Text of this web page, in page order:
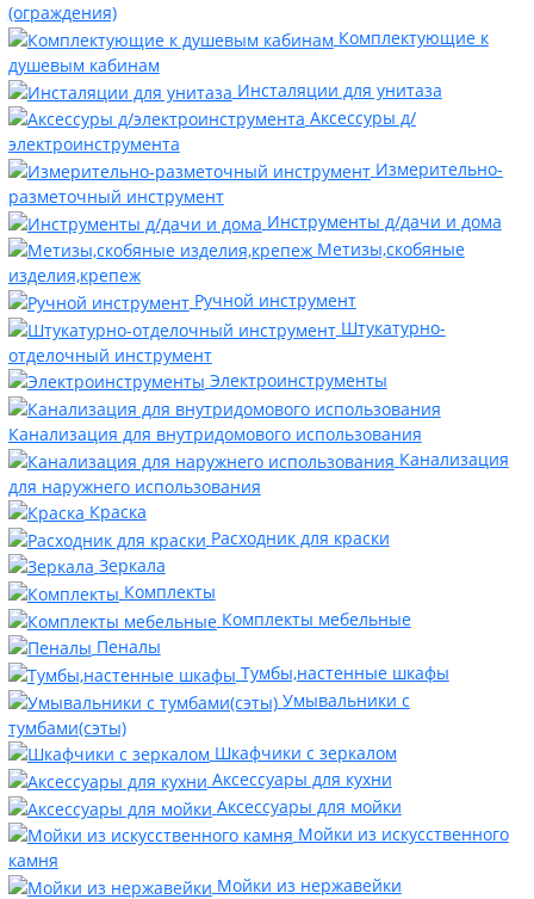
(ограждения)
Комплектующие к
душевым кабинам
Инсталяции для унитаза
Аксессуры д/
электроинструмента
Измерительно-
разметочный инструмент
Инструменты д/дачи и дома
Метизы,скобяные
изделия,крепеж
Ручной инструмент
Штукатурно-
отделочный инструмент
Электроинструменты
Канализация для внутридомового использования
Канализация
для наружнего использования
Краска
Расходник для краски
Зеркала
Комплекты
Комплекты мебельные
Пеналы
Тумбы,настенные шкафы
Умывальники с
тумбами(сэты)
Шкафчики с зеркалом
Аксессуары для кухни
Аксессуары для мойки
Мойки из искусственного
камня
Мойки из нержавейки